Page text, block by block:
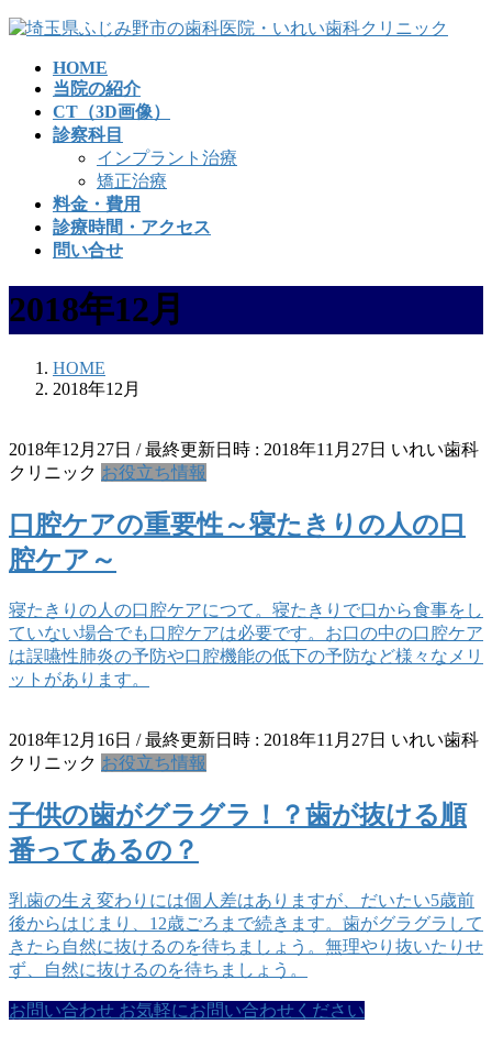
コ
ナ
HOME
当院の紹介
CT（3D画像）
診察科目
インプラント治療
矯正治療
料金・費用
診療時間・アクセス
問い合せ
2018年12月
HOME
2018年12月
2018年12月27日 / 最終更新日時 : 2018年11月27日 いれい歯科
クリニック お役立ち情報
口腔ケアの重要性～寝たきりの人の口
腔ケア～
寝たきりの人の口腔ケアにつて。寝たきりで口から食事をし
ていない場合でも口腔ケアは必要です。お口の中の口腔ケア
は誤嚥性肺炎の予防や口腔機能の低下の予防など様々なメリ
ットがあります。
2018年12月16日 / 最終更新日時 : 2018年11月27日 いれい歯科
クリニック お役立ち情報
子供の歯がグラグラ！？歯が抜ける順
番ってあるの？
乳歯の生え変わりには個人差はありますが、だいたい5歳前
後からはじまり、12歳ごろまで続きます。歯がグラグラして
きたら自然に抜けるのを待ちましょう。無理やり抜いたりせ
ず、自然に抜けるのを待ちましょう。
お問い合わせ お気軽にお問い合わせください